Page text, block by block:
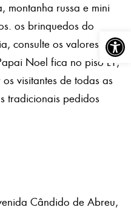
Abrir
montanha russa e mini
os brinquedos do
consulte os valores no
Noel fica no piso L1,
visitantes de todas as
tradicionais pedidos
Cândido de Abreu,